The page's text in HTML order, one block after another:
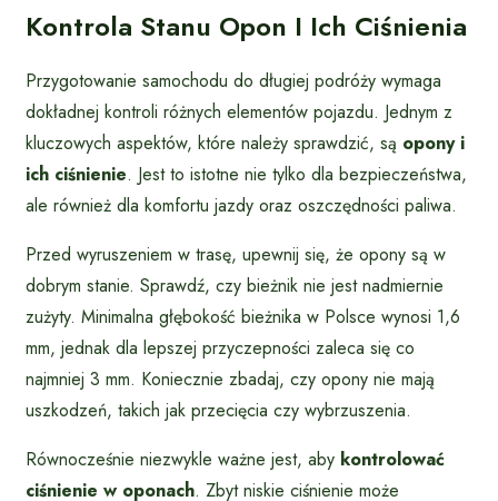
Kontrola Stanu Opon I Ich Ciśnienia
Przygotowanie samochodu do długiej podróży wymaga
dokładnej kontroli różnych elementów pojazdu. Jednym z
kluczowych aspektów, które należy sprawdzić, są opony i
ich ciśnienie. Jest to istotne nie tylko dla bezpieczeństwa,
ale również dla komfortu jazdy oraz oszczędności paliwa.
Przed wyruszeniem w trasę, upewnij się, że opony są w
dobrym stanie. Sprawdź, czy bieżnik nie jest nadmiernie
zużyty. Minimalna głębokość bieżnika w Polsce wynosi 1,6
mm, jednak dla lepszej przyczepności zaleca się co
najmniej 3 mm. Koniecznie zbadaj, czy opony nie mają
uszkodzeń, takich jak przecięcia czy wybrzuszenia.
Równocześnie niezwykle ważne jest, aby kontrolować
ciśnienie w oponach. Zbyt niskie ciśnienie może